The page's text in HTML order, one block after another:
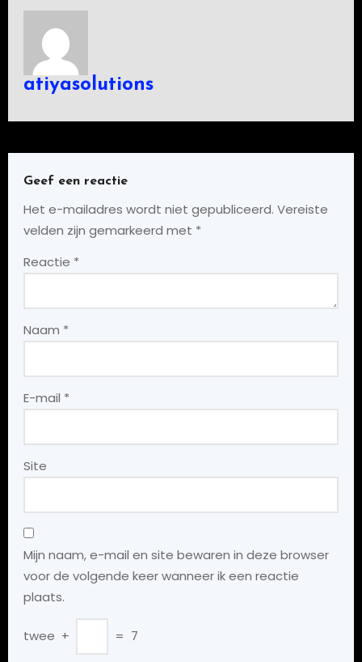
atiyasolutions
Geef een reactie
Het e-mailadres wordt niet gepubliceerd. Vereiste
velden zijn gemarkeerd met *
Reactie *
Naam *
E-mail *
Site
Mijn naam, e-mail en site bewaren in deze browser
voor de volgende keer wanneer ik een reactie
plaats.
twee + = 7